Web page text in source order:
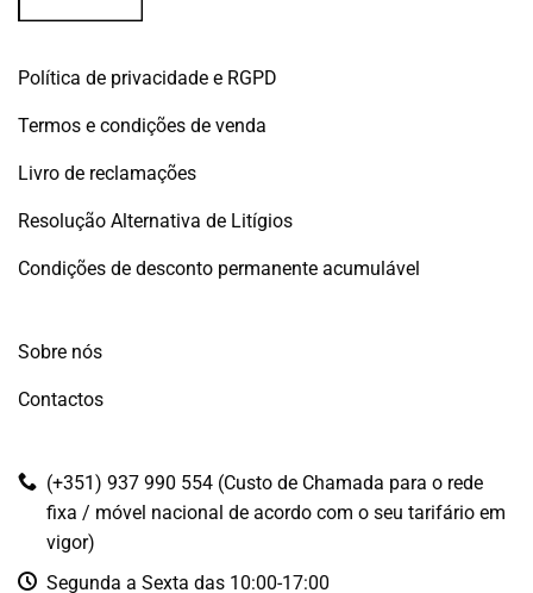
Política de privacidade e RGPD
Termos e condições de venda
Livro de reclamações
Resolução Alternativa de Litígios
Condições de desconto permanente acumulável
Sobre nós
Contactos
(+351) 937 990 554 (Custo de Chamada para o rede
fixa / móvel nacional de acordo com o seu tarifário em
vigor)
Segunda a Sexta das 10:00-17:00